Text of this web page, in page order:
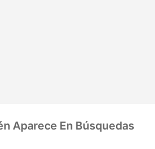
Aparece En Búsquedas